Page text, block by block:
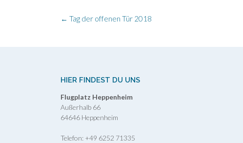
Post
← Tag der offenen Tür 2018
HIER FINDEST DU UNS
Flugplatz Heppenheim
Außerhalb 66
64646 Heppenheim
Telefon: +49 6252 71335